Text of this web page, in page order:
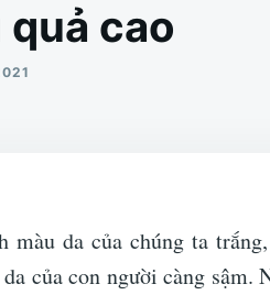
cao
da của chúng ta
của con người càng sậm.